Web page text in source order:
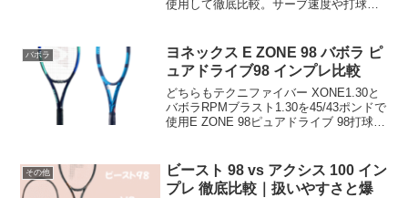
使用して徹底比較。サーブ速度や打球感
バボラ
ヨネックス E ZONE 98 バボラ ピ
ュアドライブ98 インプレ比較
どちらもテクニファイバー XONE1.30と
バボラRPMブラスト1.30を45/43ポンドで
使用E ZONE 98ピュアドライブ 98打球感
のラケットかなと思い比較した...
その他
ビースト 98 vs アクシス 100 イン
プレ 徹底比較｜扱いやすさと爆